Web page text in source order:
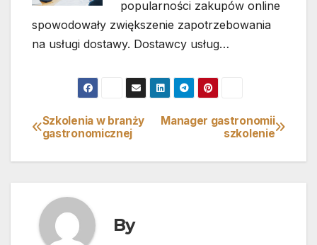
popularności zakupów online
spowodowały zwiększenie zapotrzebowania
na usługi dostawy. Dostawcy usług…
Nawigacja
wpisu
Manager gastronomii
szkolenie
Szkolenia w branży
gastronomicznej
By